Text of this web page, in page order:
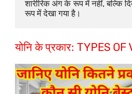
शारीरिक अंग के रूप में नहीं, बल्कि
रूप में देखा गया है।
योनि के प्रकार: TYPES OF